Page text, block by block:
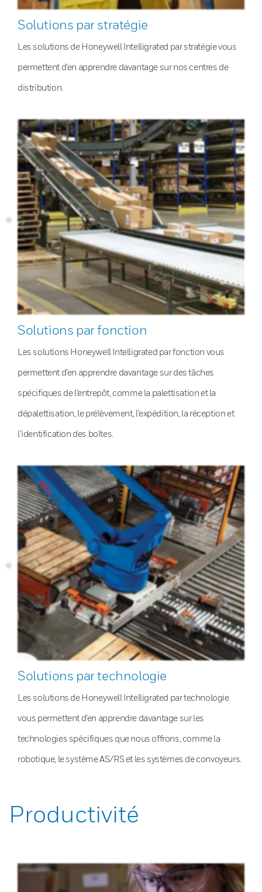
Solutions par stratégie
Les solutions de Honeywell Intelligrated par stratégie vous
permettent d’en apprendre davantage sur nos centres de
distribution.
Solutions par fonction
Les solutions Honeywell Intelligrated par fonction vous
permettent d’en apprendre davantage sur des tâches
spécifiques de l’entrepôt, comme la palettisation et la
dépalettisation, le prélèvement, l’expédition, la réception et
l’identification des boîtes.
Solutions par technologie
Les solutions de Honeywell Intelligrated par technologie
vous permettent d’en apprendre davantage sur les
technologies spécifiques que nous offrons, comme la
robotique, le système AS/RS et les systèmes de convoyeurs.
Productivité